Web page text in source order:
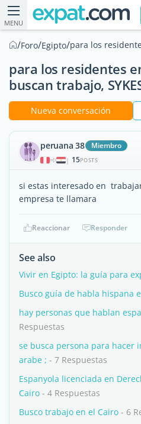
MENU
/Foro/Egipto/para los
para los residentes
buscan trabajo,
Nueva conversación
peruana 38 Miembro
| 15POSTS
si estas interesado en
empresa te llamara
Reaccionar Responder
See also
Vivir en Egipto: la guía para
Busco guía de habla hispana
hay personas que hablan
Respuestas
se busca persona para hacer
arabe ; - 7 Respuestas
Espanyola licenciada en
Cairo - 4 Respuestas
Busco trabajo en el Cairo - 6